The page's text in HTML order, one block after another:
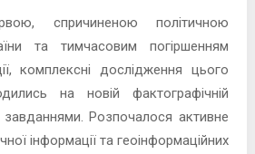
спричиненою політичною
та тимчасовим погіршенням
комплексні дослідження цього
на новій фактографічній
Розпочалося активне
інформації та геоінформаційних